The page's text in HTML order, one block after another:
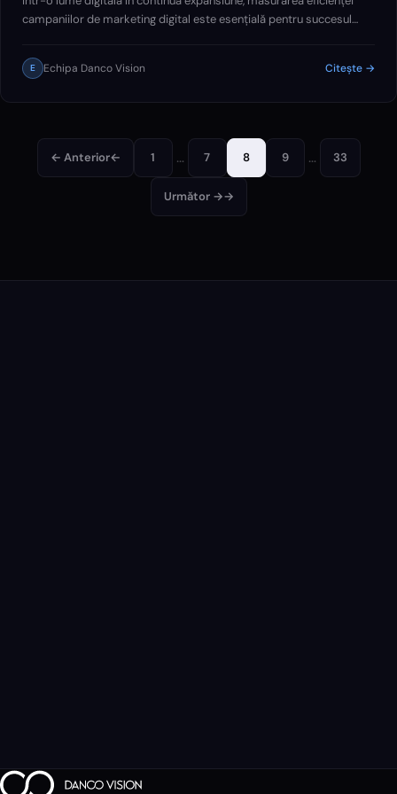
campaniilor de marketing digital este esențială pentru succesul
strategii și…
E Echipa Danco Vision Citește →
← Anterior← 1 … 7 8 9 … 33
Următor →→